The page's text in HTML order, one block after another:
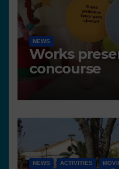
NEWS
Works
concourse
NEWS ACTIVITIES